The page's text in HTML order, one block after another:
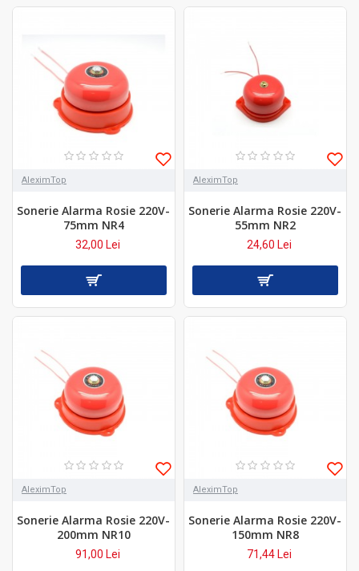
AleximTop
Sonerie Alarma Rosie 220V-
75mm NR4
32,00 Lei
AleximTop
Sonerie Alarma Rosie 220V-
55mm NR2
24,60 Lei
AleximTop
Sonerie Alarma Rosie 220V-
200mm NR10
91,00 Lei
AleximTop
Sonerie Alarma Rosie 220V-
150mm NR8
71,44 Lei